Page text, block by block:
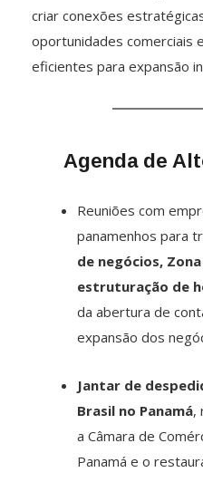
criar conexões
oportunidades comerciais
eficientes para expansão
Agenda de
Reuniões com
panamenhos para
de negócios,
estruturação de
da abertura de
expansão dos
Jantar de
Brasil no Panamá,
a Câmara de
Panamá e o